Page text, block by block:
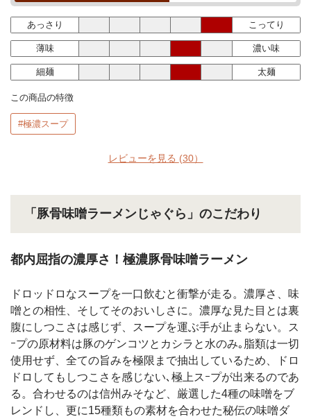
あっさり こってり
薄味 濃い味
細麺 太麺
この商品の特徴
#極濃スープ
レビューを見る (30）
「豚骨味噌ラーメンじゃぐら」のこだわり
都内屈指の濃厚さ！極濃豚骨味噌ラーメン
ドロッドロなスープを一口飲むと衝撃が走る。濃厚さ、味
噌との相性、そしてそのおいしさに。濃厚な見た目とは裏
腹にしつこさは感じず、スープを運ぶ手が止まらない。ス
ｰプの原材料は豚のゲンコツとカシラと水のみ｡脂類は一切
使用せず、全ての旨みを極限まで抽出しているため、ドロ
ドロしてもしつこさを感じない､極上スｰプが出来るのであ
る。合わせるのは信州みそなど、厳選した4種の味噌をブ
レンドし、更に15種類もの素材を合わせた秘伝の味噌ダ